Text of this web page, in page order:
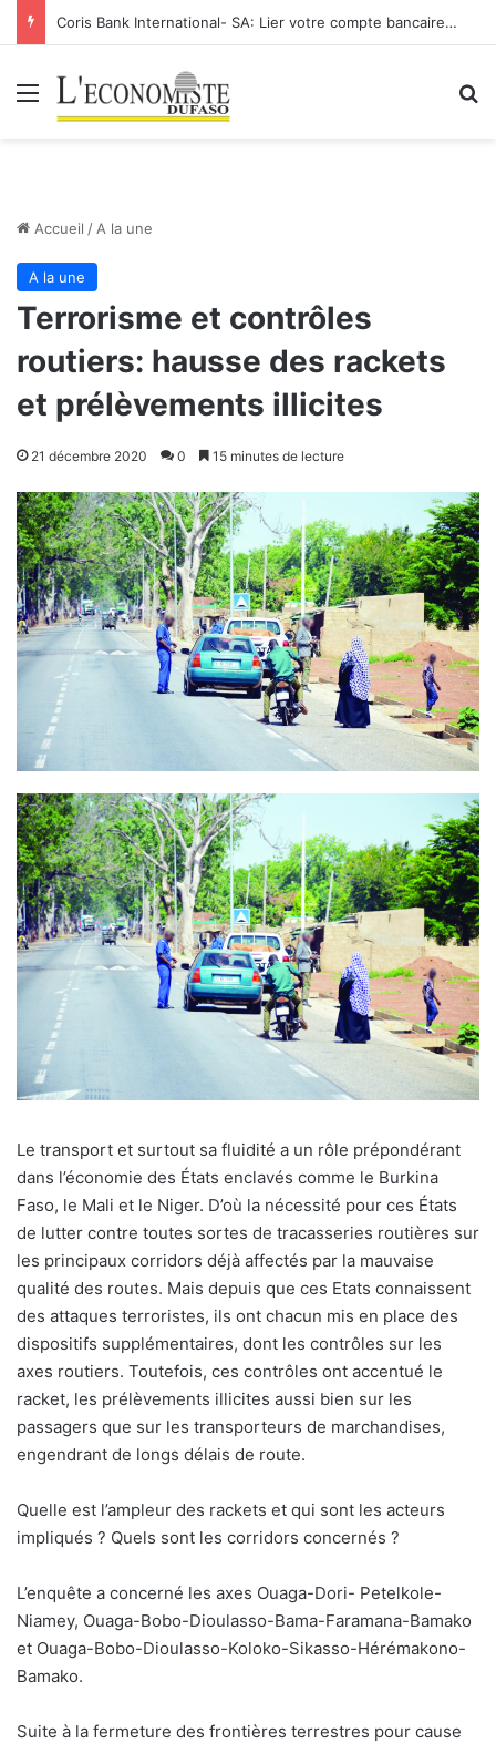
Coris Bank International- SA: Lier votre compte bancaire à votre Orange Money
Menu
Accueil / A la une
A la une
Terrorisme et contrôles
routiers: hausse des rackets
et prélèvements illicites
21 décembre 2020 0 15 minutes de lecture
Le transport et surtout sa fluidité a un rôle prépondérant
dans l’économie des États enclavés comme le Burkina
Faso, le Mali et le Niger. D’où la nécessité pour ces États
de lutter contre toutes sortes de tracasseries routières sur
les principaux corridors déjà affectés par la mauvaise
qualité des routes. Mais depuis que ces Etats connaissent
des attaques terroristes, ils ont chacun mis en place des
dispositifs supplémentaires, dont les contrôles sur les
axes routiers. Toutefois, ces contrôles ont accentué le
racket, les prélèvements illicites aussi bien sur les
passagers que sur les transporteurs de marchandises,
engendrant de longs délais de route.
Quelle est l’ampleur des rackets et qui sont les acteurs
impliqués ? Quels sont les corridors concernés ?
L’enquête a concerné les axes Ouaga-Dori- Petelkole-
Niamey, Ouaga-Bobo-Dioulasso-Bama-Faramana-Bamako
et Ouaga-Bobo-Dioulasso-Koloko-Sikasso-Hérémakono-
Bamako.
Suite à la fermeture des frontières terrestres pour cause